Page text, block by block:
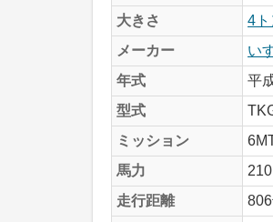
大きさ
4ト
メーカー
い
年式
平
型式
ミッション
馬力
走行距離